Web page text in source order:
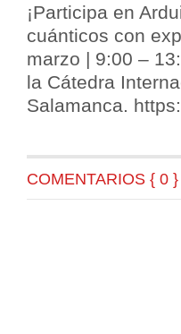
¡Participa en
cuánticos con
marzo | 9:00 –
la Cátedra
Salamanca.
COMENTARIOS { 0 }